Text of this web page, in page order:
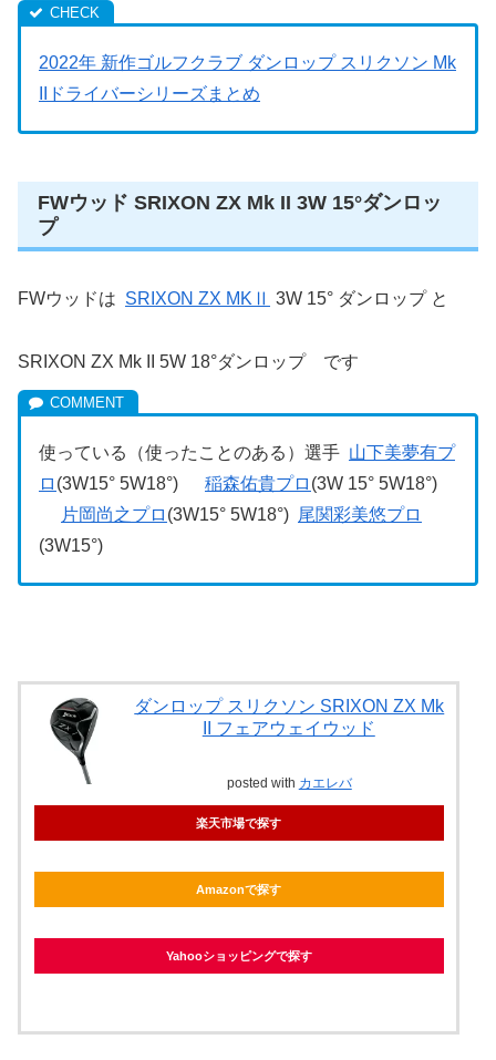
2022年 新作ゴルフクラブ ダンロップ スリクソン Mk
IIドライバーシリーズまとめ
FWウッド SRIXON ZX Mk II 3W 15°ダンロッ
プ
FWウッドは SRIXON ZX MKⅡ 3W 15° ダンロップ と
SRIXON ZX Mk II 5W 18°ダンロップ です
使っている（使ったことのある）選手 山下美夢有プ
ロ (3W15° 5W18°) 稲森佑貴プロ (3W 15° 5W18°)
片岡尚之プロ (3W15° 5W18°) 尾関彩美悠プロ
(3W15°)
ダンロップ スリクソン SRIXON ZX Mk
II フェアウェイウッド
posted with カエレバ
楽天市場で探す
Amazonで探す
Yahooショッピングで探す